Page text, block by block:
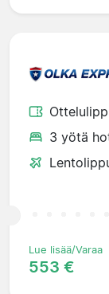
3 yötä
Lue lisää/Varaa
553 €